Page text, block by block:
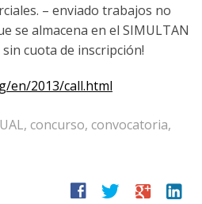
– enviado trabajos no
se almacena en el SIMULTAN
cuota de inscripción!
en/2013/call.html
, concurso, convocatoria,
facebook twitter google linkedin